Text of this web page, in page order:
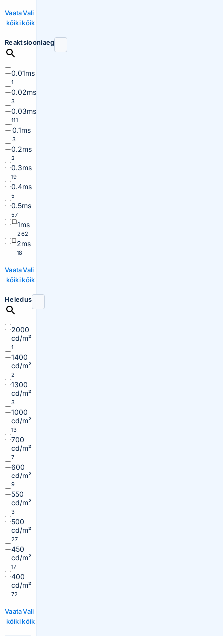
Vaata
kõiki
Vali
kõik
Reaktsiooniaeg
0.01ms
1
0.02ms
3
0.03ms
111
0.1ms
3
0.2ms
2
0.3ms
19
0.4ms
5
0.5ms
57
1ms
262
2ms
18
Vaata
kõiki
Vali
kõik
Heledus
2000
cd/m²
1
1400
cd/m²
2
1300
cd/m²
3
1000
cd/m²
13
700
cd/m²
7
600
cd/m²
9
550
cd/m²
3
500
cd/m²
27
450
cd/m²
17
400
cd/m²
72
Vaata
kõiki
Vali
kõik